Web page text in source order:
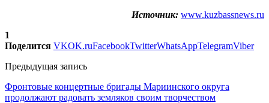
Источник: www.kuzbassnews.ru
1
Поделится VKOK.ruFacebookTwitterWhatsAppTelegramViber
Предыдущая запись
Фронтовые концертные бригады Мариинского округа
продолжают радовать земляков своим творчеством